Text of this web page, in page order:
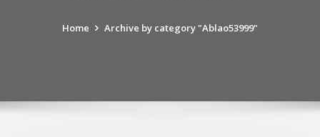
Home Archive by category "Ablao53999"